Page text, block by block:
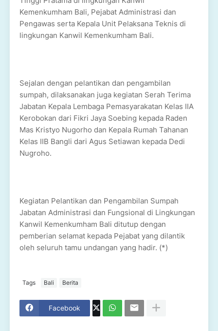
Kemenkumham Bali, Pejabat Administrasi dan
Pengawas serta Kepala Unit Pelaksana Teknis di
lingkungan Kanwil Kemenkumham Bali.
Sejalan dengan pelantikan dan pengambilan
sumpah, dilaksanakan juga kegiatan Serah Terima
Jabatan Kepala Lembaga Pemasyarakatan Kelas IIA
Kerobokan dari Fikri Jaya Soebing kepada Raden
Mas Kristyo Nugorho dan Kepala Rumah Tahanan
Kelas IIB Bangli dari Agus Setiawan kepada Dedi
Nugroho.
Kegiatan Pelantikan dan Pengambilan Sumpah
Jabatan Administrasi dan Fungsional di Lingkungan
Kanwil Kemenkumham Bali ditutup dengan
pemberian selamat kepada Pejabat yang dilantik
oleh seluruh tamu undangan yang hadir. (*)
Tags Bali Berita
Facebook